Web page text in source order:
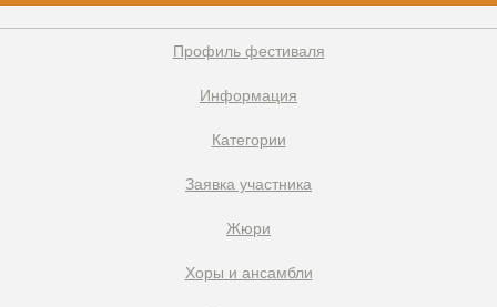
Профиль фестиваля
Информация
Категории
Заявка участника
Жюри
Xоры и ансамбли